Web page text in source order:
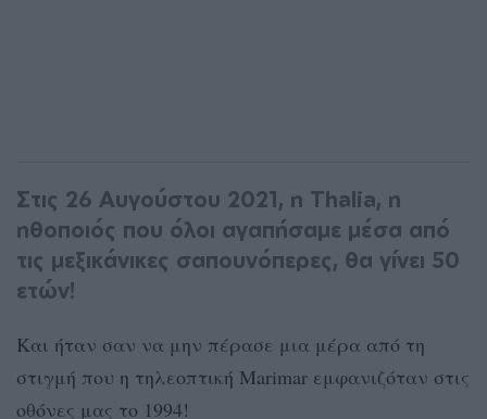
Στις 26 Αυγούστου 2021, η Thalia, η
ηθοποιός που όλοι αγαπήσαμε μέσα από
τις μεξικάνικες σαπουνόπερες, θα γίνει 50
ετών!
Και ήταν σαν να μην πέρασε μια μέρα από τη
στιγμή που η τηλεοπτική Marimar εμφανιζόταν στις
οθόνες μας το 1994!